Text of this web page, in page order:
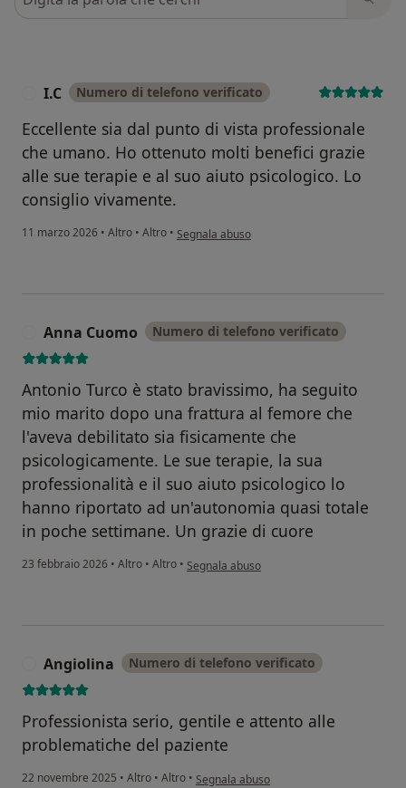
I.C Numero di telefono verificato
Eccellente sia dal punto di vista professionale
che umano. Ho ottenuto molti benefici grazie
alle sue terapie e al suo aiuto psicologico. Lo
consiglio vivamente.
11 marzo 2026 • Altro • Altro • secondo l'opinione dell'utente I.C
Segnala abuso
Anna Cuomo Numero di telefono verificato
Antonio Turco è stato bravissimo, ha seguito
mio marito dopo una frattura al femore che
l'aveva debilitato sia fisicamente che
psicologicamente. Le sue terapie, la sua
professionalità e il suo aiuto psicologico lo
hanno riportato ad un'autonomia quasi totale
in poche settimane. Un grazie di cuore
23 febbraio 2026 • Altro • Altro • secondo l'opinione dell'utente Anna Cuomo
Segnala abuso
Angiolina Numero di telefono verificato
Professionista serio, gentile e attento alle
problematiche del paziente
22 novembre 2025 • Altro • Altro • secondo l'opinione dell'utente Angiolina
Segnala abuso